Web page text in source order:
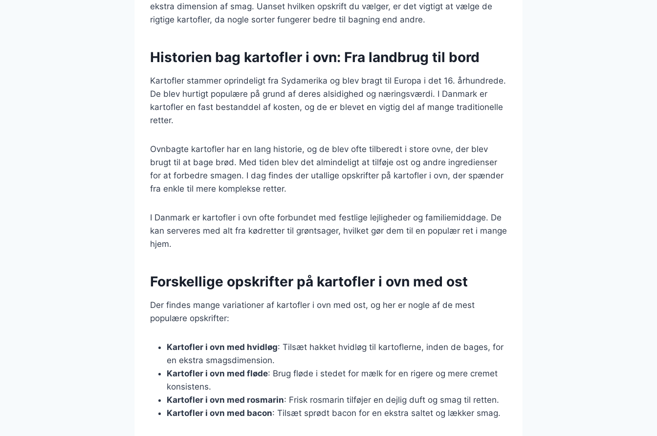
ekstra dimension af smag. Uanset hvilken opskrift du vælger, er det vigtigt at vælge de
rigtige kartofler, da nogle sorter fungerer bedre til bagning end andre.
Historien bag kartofler i ovn: Fra landbrug til bord
Kartofler stammer oprindeligt fra Sydamerika og blev bragt til Europa i det 16. århundrede.
De blev hurtigt populære på grund af deres alsidighed og næringsværdi. I Danmark er
kartofler en fast bestanddel af kosten, og de er blevet en vigtig del af mange traditionelle
retter.
Ovnbagte kartofler har en lang historie, og de blev ofte tilberedt i store ovne, der blev
brugt til at bage brød. Med tiden blev det almindeligt at tilføje ost og andre ingredienser
for at forbedre smagen. I dag findes der utallige opskrifter på kartofler i ovn, der spænder
fra enkle til mere komplekse retter.
I Danmark er kartofler i ovn ofte forbundet med festlige lejligheder og familiemiddage. De
kan serveres med alt fra kødretter til grøntsager, hvilket gør dem til en populær ret i mange
hjem.
Forskellige opskrifter på kartofler i ovn med ost
Der findes mange variationer af kartofler i ovn med ost, og her er nogle af de mest
populære opskrifter:
Kartofler i ovn med hvidløg: Tilsæt hakket hvidløg til kartoflerne, inden de bages, for
en ekstra smagsdimension.
Kartofler i ovn med fløde: Brug fløde i stedet for mælk for en rigere og mere cremet
konsistens.
Kartofler i ovn med rosmarin: Frisk rosmarin tilføjer en dejlig duft og smag til retten.
Kartofler i ovn med bacon: Tilsæt sprødt bacon for en ekstra saltet og lækker smag.